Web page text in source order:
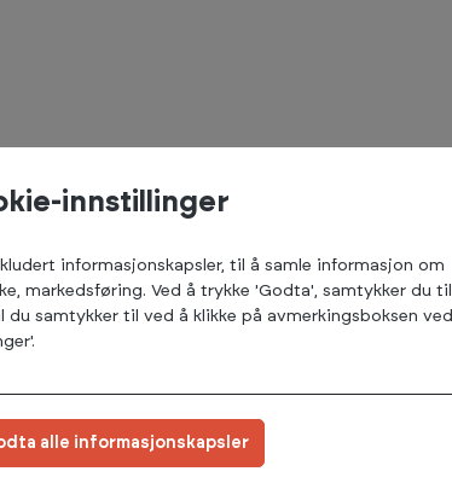
løftene.
ikke skal
fremre
rack. Med
en trygg
den får lengre
innstillinger
informasjonskapsler, til å samle informasjon om
markedsføring. Ved å trykke 'Godta', samtykker du til
samtykker til ved å klikke på avmerkingsboksen ved
alle informasjonskapsler